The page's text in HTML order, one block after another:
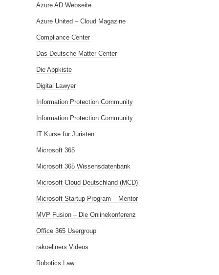
Azure AD Webseite
Azure United – Cloud Magazine
Compliance Center
Das Deutsche Matter Center
Die Appkiste
Digital Lawyer
Information Protection Community
Information Protection Community
IT Kurse für Juristen
Microsoft 365
Microsoft 365 Wissensdatenbank
Microsoft Cloud Deutschland (MCD)
Microsoft Startup Program – Mentor
MVP Fusion – Die Onlinekonferenz
Office 365 Usergroup
rakoellners Videos
Robotics Law